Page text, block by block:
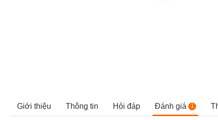
Giới thiệu Thông tin Hỏi đáp Đánh giá 1